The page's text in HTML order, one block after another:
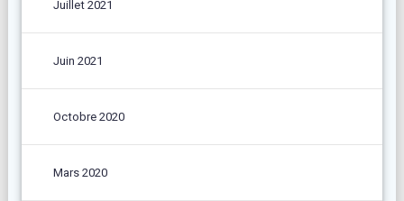
Juillet 2021
Juin 2021
Octobre 2020
Mars 2020